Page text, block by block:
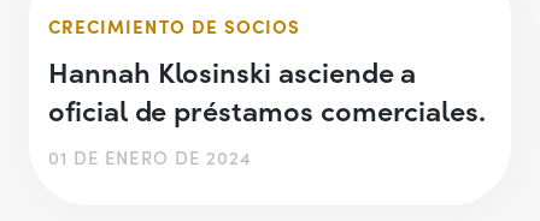
CRECIMIENTO DE SOCIOS
Hannah Klosinski asciende a
oficial de préstamos comerciales.
01 DE ENERO DE 2024